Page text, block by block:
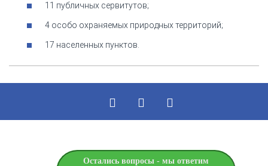
11 публичных сервитутов;
4 особо охраняемых природных территорий;
17 населенных пунктов.
Остались вопросы - мы ответим